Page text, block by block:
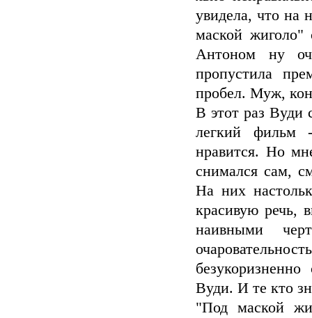
увидела, что
маской
Антоном ну
пропустила
пробел. Муж,
В этот раз Вуди
легкий фильм
нравится. Но
снимался сам,
На них
красивую речь,
наивными
Вуди. И те кто
"Под маской